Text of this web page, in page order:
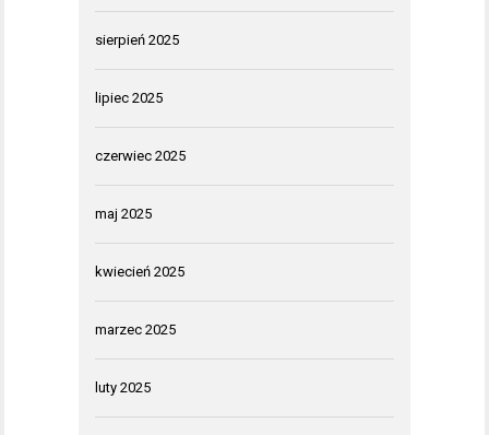
sierpień 2025
lipiec 2025
czerwiec 2025
maj 2025
kwiecień 2025
marzec 2025
luty 2025